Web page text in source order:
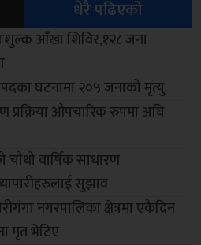
धेरै पढिएको
आँखा शिविर,१२८ जना
घटनामा २०५ जनाको मृत्यु
प्रक्रिया औपचारिक रुपमा अघि
वार्षिक साधारण
सुझाव
नगरपालिका क्षेत्रमा एकैदिन
मृत भेटिए